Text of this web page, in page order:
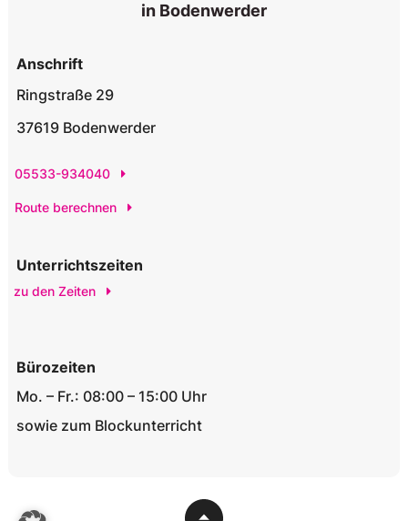
in Bodenwerder
Anschrift
Ringstraße 29
37619 Bodenwerder
05533-934040
Route berechnen
Unterrichtszeiten
zu den Zeiten
Bürozeiten
Mo. – Fr.: 08:00 – 15:00 Uhr
sowie zum Blockunterricht